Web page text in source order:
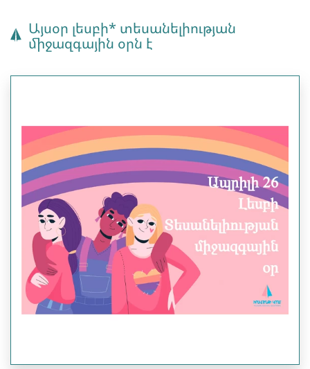
Այսօր լեսբի* տեսանելիության
միջազգային օրն է